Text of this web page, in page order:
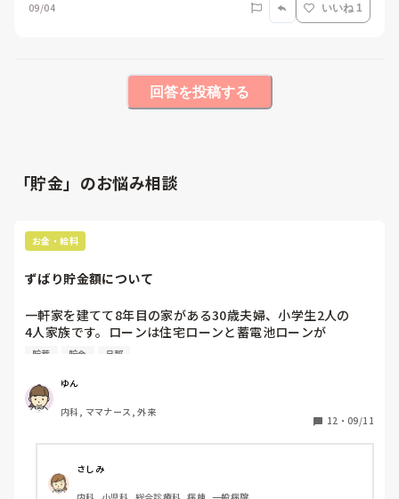
09/04 いいね 1
回答を投稿する
「貯金」のお悩み相談
お金・給料
ずばり貯金額について
一軒家を建てて8年目の家がある30歳夫婦、小学生2人の
4人家族です。ローンは住宅ローンと蓄電池ローンが
残ってます。
旦那はフルタイムで働き自分は週３０時間契約の
パートナースで働いています。
質問です。皆さんいくら貯金されていますか？
自分はまだまだ貯蓄額が少ないです。。
貯蓄 貯金 旦那
ゆん
内科, ママナース, 外来
12 ・ 09/11
さしみ